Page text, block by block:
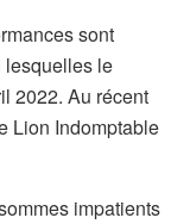
sont
lesquelles le
2022. Au récent
Lion Indomptable
impatients